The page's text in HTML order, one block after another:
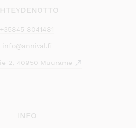
+35845 8041481
info@annival.fi
2, 40950 Muurame
INFO